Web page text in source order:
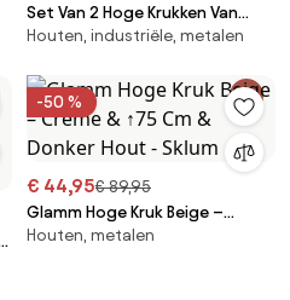
Set Van 2 Hoge Krukken Van
Glamm-fluweel Grijs – Taupe &
Houten, industriële, metalen
-50 %
€ 44,95€ 89,95
Glamm Hoge Kruk Beige –
Crème & ↑75 Cm & Donker Hout
Houten, metalen